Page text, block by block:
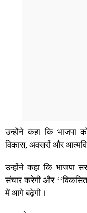
उन्होंने कहा कि भाजपा
विकास, अवसरों और
उन्होंने कहा कि भाजपा
संचार करेगी और
में आगे बढ़ेगी।